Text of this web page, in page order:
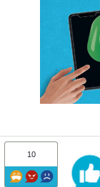
10